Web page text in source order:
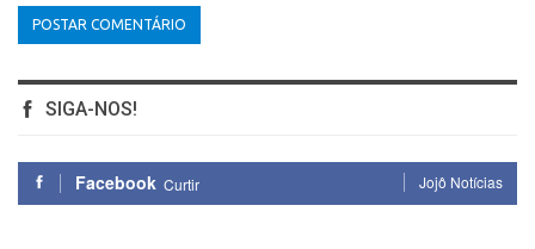
SIGA-NOS!
Facebook Curtir Jojô Notícias